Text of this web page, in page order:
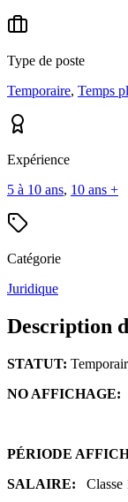
Type de poste
Temporaire, Temps
Expérience
5 à 10 ans, 10 ans +
Catégorie
Juridique
Description
STATUT:
NO AFFICHAGE:
PÉRIODE
SALAIRE: Classe